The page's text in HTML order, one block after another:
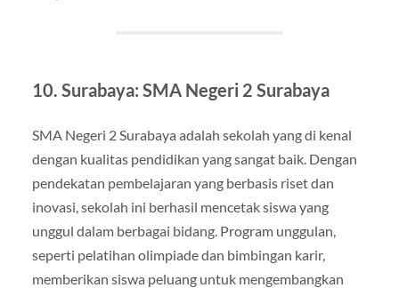
10. Surabaya: SMA Negeri 2 Surabaya
SMA Negeri 2 Surabaya adalah sekolah yang di kenal
dengan kualitas pendidikan yang sangat baik. Dengan
pendekatan pembelajaran yang berbasis riset dan
inovasi, sekolah ini berhasil mencetak siswa yang
unggul dalam berbagai bidang. Program unggulan,
seperti pelatihan olimpiade dan bimbingan karir,
memberikan siswa peluang untuk mengembangkan